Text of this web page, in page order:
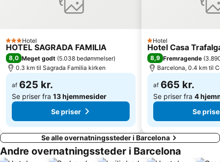
La Dreta de l'Eixample
L'Antiga Esquerra de l'Eixample
Casino de Barcelona
Sant Martí
Det olympiske stadion
Triumfbuen
3 Stjerner
Hotel
HOTEL SAGRADA FAMILIA
8,0 Meget godt (5.038 bedømmelser)
0.3 km til Sagrada Familia kirken
af 625 kr.
Se priser fra 13 hjemmesider
Se priser
1 Stjerner
Hotel
Hotel Casa
8,9 Fremragende (
Barcelona, 0.4 km til
af 665 kr.
Se priser fra 4
Se
Se alle overnatningssteder i Barcelona
Andre overnatningssteder i Barcelona